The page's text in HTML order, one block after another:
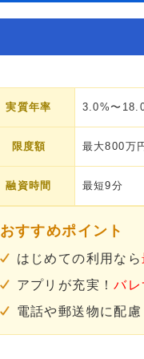
実質年率 3.0%〜
限度額 最大800万
融資時間 最短9分
おすすめポイント
はじめての利用なら
アプリが充実！バレ
電話や郵送物に配慮